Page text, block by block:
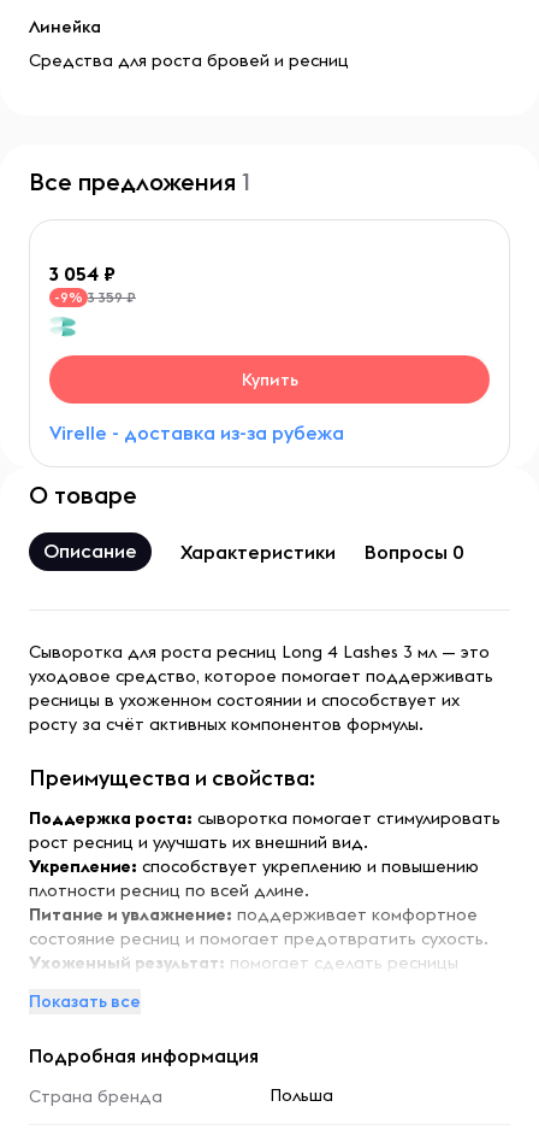
Линейка
Средства для роста бровей и ресниц
Все предложения 1
3 054
-9% 3 359 ₽
Virelle - доставка из-за рубежа
Купить
О товаре
Описание Характеристики Вопросы 0
Сыворотка для роста ресниц Long 4 Lashes 3 мл — это
уходовое средство, которое помогает поддерживать
ресницы в ухоженном состоянии и способствует их
росту за счёт активных компонентов формулы.
Преимущества и свойства:
Поддержка роста: сыворотка помогает стимулировать
рост ресниц и улучшать их внешний вид.
Укрепление: способствует укреплению и повышению
плотности ресниц по всей длине.
Питание и увлажнение: поддерживает комфортное
состояние ресниц и помогает предотвратить сухость.
Ухоженный результат: помогает сделать ресницы
Удобный формат 3 мл:
Особенности:
Показать все
Подробная информация
Страна бренда Польша